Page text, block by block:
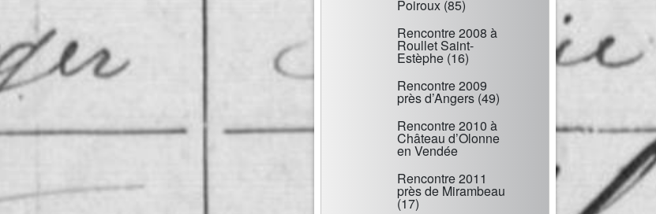
Poiroux (85)
Rencontre 2008 à
Roullet Saint-
Estèphe (16)
Rencontre 2009
près d’Angers (49)
Rencontre 2010 à
Château d’Olonne
en Vendée
Rencontre 2011
près de Mirambeau
(17)